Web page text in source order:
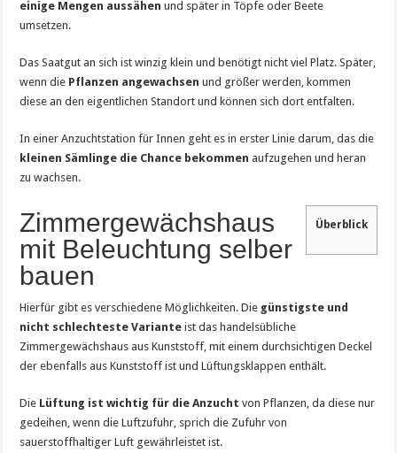
einige Mengen aussähen und später in Töpfe oder Beete
umsetzen.
Das Saatgut an sich ist winzig klein und benötigt nicht viel Platz. Später,
wenn die Pflanzen angewachsen und größer werden, kommen
diese an den eigentlichen Standort und können sich dort entfalten.
In einer Anzuchtstation für Innen geht es in erster Linie darum, das die
kleinen Sämlinge die Chance bekommen aufzugehen und heran
zu wachsen.
Überblick
Zimmergewächshaus
mit Beleuchtung selber
bauen
Hierfür gibt es verschiedene Möglichkeiten. Die günstigste und
nicht schlechteste Variante ist das handelsübliche
Zimmergewächshaus aus Kunststoff, mit einem durchsichtigen Deckel
der ebenfalls aus Kunststoff ist und Lüftungsklappen enthält.
Die Lüftung ist wichtig für die Anzucht von Pflanzen, da diese nur
gedeihen, wenn die Luftzufuhr, sprich die Zufuhr von
sauerstoffhaltiger Luft gewährleistet ist.